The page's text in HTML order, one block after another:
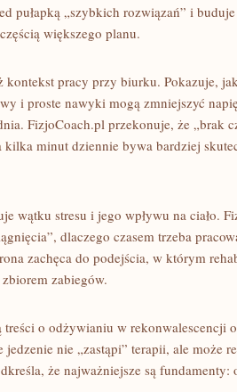
pułapką „szybkich rozwiązań” i
większego planu.
kontekst pracy przy biurku. Pokazuje,
i proste nawyki mogą zmniejszyć
FizjoCoach.pl przekonuje, że „brak
minut dziennie bywa bardziej
wątku stresu i jego wpływu na ciało.
dlaczego czasem trzeba
zachęca do podejścia, w którym
zabiegów.
treści o odżywianiu w rekonwalescencji
nie „zastąpi” terapii, ale może
że najważniejsze są